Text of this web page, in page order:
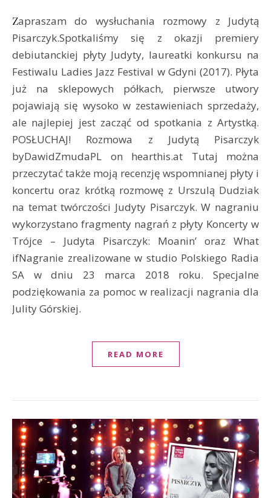
Zapraszam do wysłuchania rozmowy z Judytą
Pisarczyk.Spotkaliśmy się z okazji premiery
debiutanckiej płyty Judyty, laureatki konkursu na
Festiwalu Ladies Jazz Festival w Gdyni (2017). Płyta
już na sklepowych półkach, pierwsze utwory
pojawiają się wysoko w zestawieniach sprzedaży,
ale najlepiej jest zacząć od spotkania z Artystką.
POSŁUCHAJ! Rozmowa z Judytą Pisarczyk
byDawidZmudaPL on hearthis.at Tutaj można
przeczytać także moją recenzję wspomnianej płyty i
koncertu oraz krótką rozmowę z Urszulą Dudziak
na temat twórczości Judyty Pisarczyk. W nagraniu
wykorzystano fragmenty nagrań z płyty Koncerty w
Trójce – Judyta Pisarczyk: Moanin’ oraz What
ifNagranie zrealizowane w studio Polskiego Radia
SA w dniu 23 marca 2018 roku. Specjalne
podziękowania za pomoc w realizacji nagrania dla
Julity Górskiej.
READ MORE